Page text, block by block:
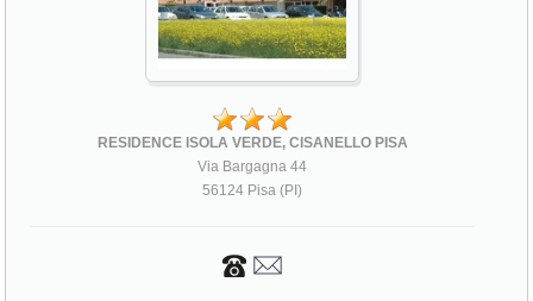
RESIDENCE ISOLA VERDE, CISANELLO PISA
Via Bargagna 44
56124 Pisa (PI)